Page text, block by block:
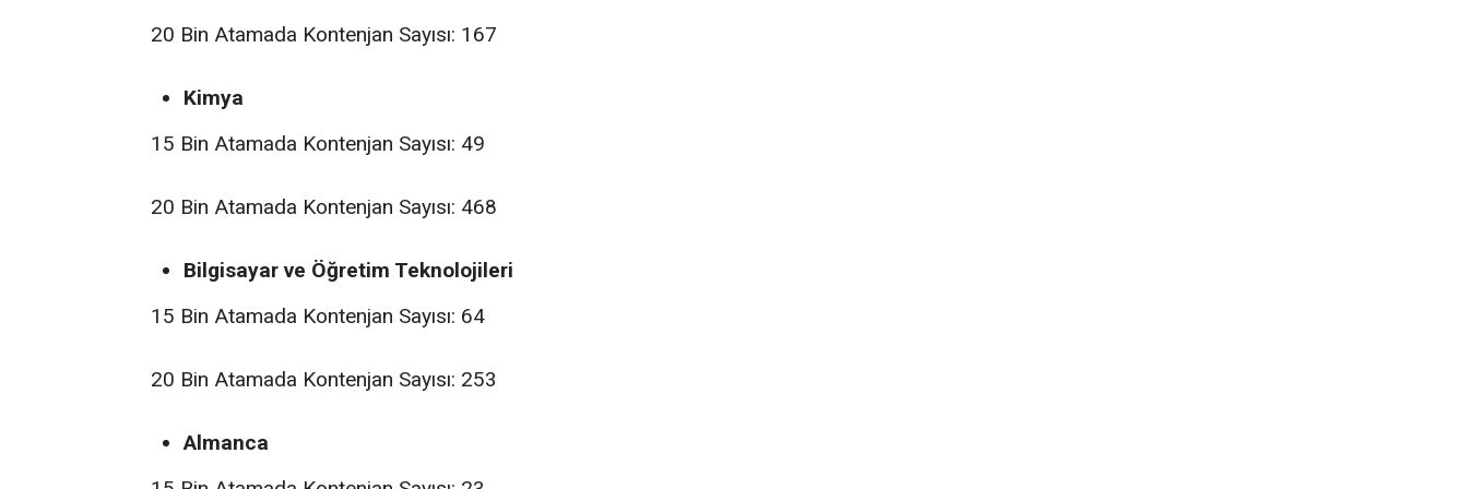
20 Bin Atamada Kontenjan Sayısı: 167
Kimya
15 Bin Atamada Kontenjan Sayısı: 49
20 Bin Atamada Kontenjan Sayısı: 468
Bilgisayar ve Öğretim Teknolojileri
15 Bin Atamada Kontenjan Sayısı: 64
20 Bin Atamada Kontenjan Sayısı: 253
Almanca